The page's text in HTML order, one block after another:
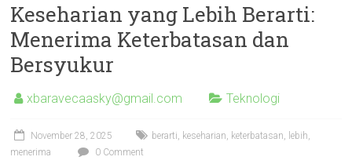
Keseharian yang Lebih Berarti:
Menerima Keterbatasan dan
Bersyukur
xbaravecaasky@gmail.com Teknologi
November 28, 2025 berarti, keseharian, keterbatasan, lebih,
menerima
0 Comment